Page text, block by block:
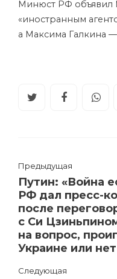
Минюст РФ объявил
«иностранным
а Максима Галкина
Предыдущая
Путин: «Война
РФ дал пресс-
после
с Си
на вопрос,
Украине или нет
Следующая